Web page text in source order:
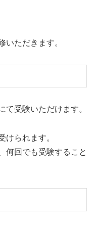
いただきます。
て受験いただけます。
られます。
何回でも受験すること